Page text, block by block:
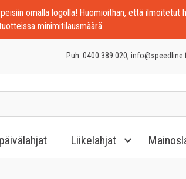
omalla logolla! Huomioithan, että ilmoitetut
minimitilausmäärä.
Puh. 0400 389 020,
Liikelahjat